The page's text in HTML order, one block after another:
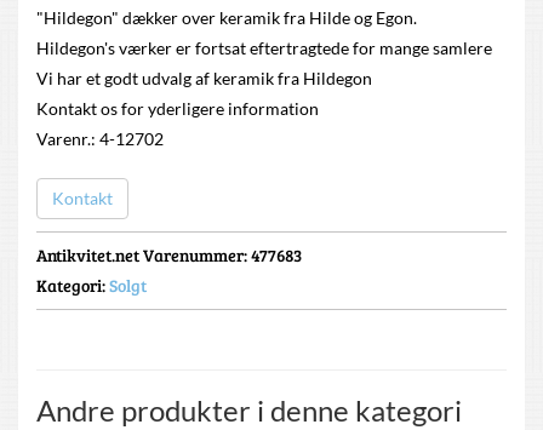
"Hildegon" dækker over keramik fra Hilde og Egon.
Hildegon's værker er fortsat eftertragtede for mange samlere
Vi har et godt udvalg af keramik fra Hildegon
Kontakt os for yderligere information
Varenr.: 4-12702
Kontakt
Antikvitet.net Varenummer: 477683
Kategori:Solgt
Andre produkter i denne kategori